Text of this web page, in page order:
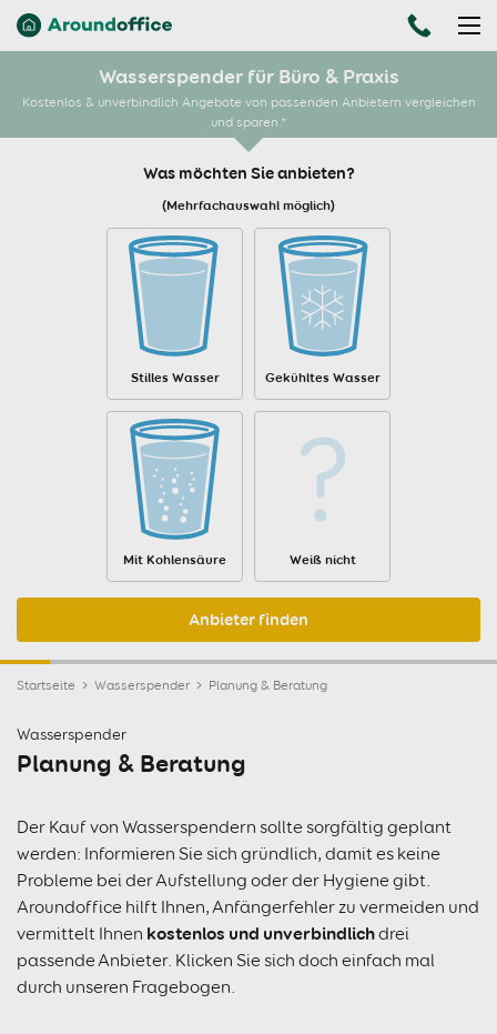
Wasserspender für Büro & Praxis
Kostenlos & unverbindlich Angebote von passenden Anbietern vergleichen
und sparen.*
Was möchten Sie anbieten?
(Mehrfachauswahl möglich)
Stilles Wasser Gekühltes Wasser
Mit Kohlensäure Weiß nicht
Anbieter finden
Startseite Wasserspender Planung & Beratung
Wasserspender
Planung & Beratung
Der Kauf von Wasserspendern sollte sorgfältig geplant
werden: Informieren Sie sich gründlich, damit es keine
Probleme bei der Aufstellung oder der Hygiene gibt.
Aroundoffice hilft Ihnen, Anfängerfehler zu vermeiden und
vermittelt Ihnen kostenlos und unverbindlichdrei
passende Anbieter. Klicken Sie sich doch einfach mal
durch unseren Fragebogen.